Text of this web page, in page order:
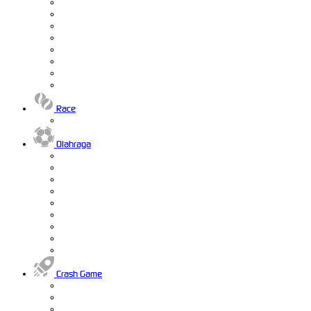
Race
Olahraga
Crash Game